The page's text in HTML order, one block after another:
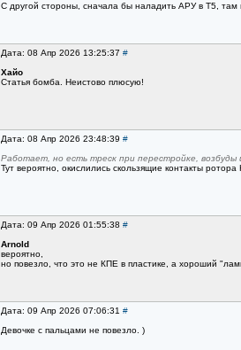
С другой стороны, сначала бы наладить АРУ в Т5, там
Дата: 08 Апр 2026 13:25:37 #
Хайо
Статья бомба. Неистово плюсую!
Дата: 08 Апр 2026 23:48:39 #
Работает, но есть треск при перестройке, возбуды
Тут вероятно, окислились скользящие контакты
Дата: 09 Апр 2026 01:55:38 #
Arnold
вероятно,
но повезло, что это не КПЕ в пластике, а хороший
Дата: 09 Апр 2026 07:06:31 #
Девочке с пальцами не повезло. )